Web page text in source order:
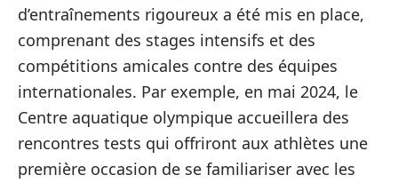
d’entraînements rigoureux a été mis en place,
comprenant des stages intensifs et des
compétitions amicales contre des équipes
internationales. Par exemple, en mai 2024, le
Centre aquatique olympique accueillera des
rencontres tests qui offriront aux athlètes une
première occasion de se familiariser avec les